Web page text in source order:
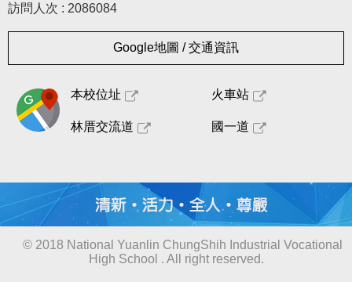
訪問人次 : 2086084
Google地圖 / 交通資訊
本校位址 火車站
林厝交流道 國一道
© 2018 National Yuanlin ChungShih Industrial Vocational
High School . All right reserved.